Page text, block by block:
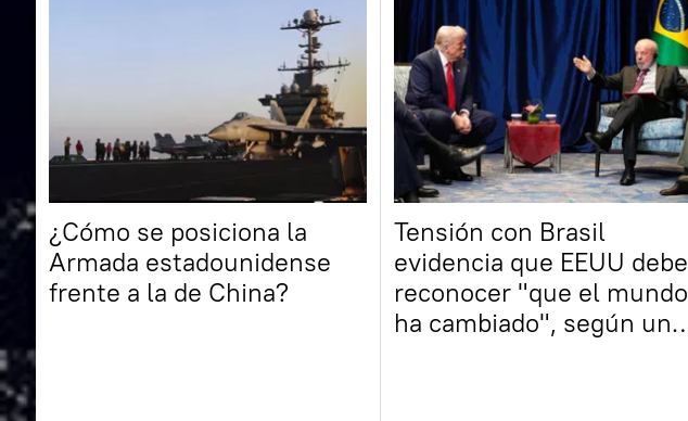
¿Cómo se posiciona la
Armada estadounidense
frente a la de China?
Tensión con Brasil
evidencia que EEUU debe
reconocer "que el mundo
ha cambiado", según un